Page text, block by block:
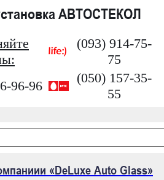
АВТОСТЕКОЛ
(093) 914-75-
75
96-96
(050) 157-35-
55
«DeLuxe Auto Glass»